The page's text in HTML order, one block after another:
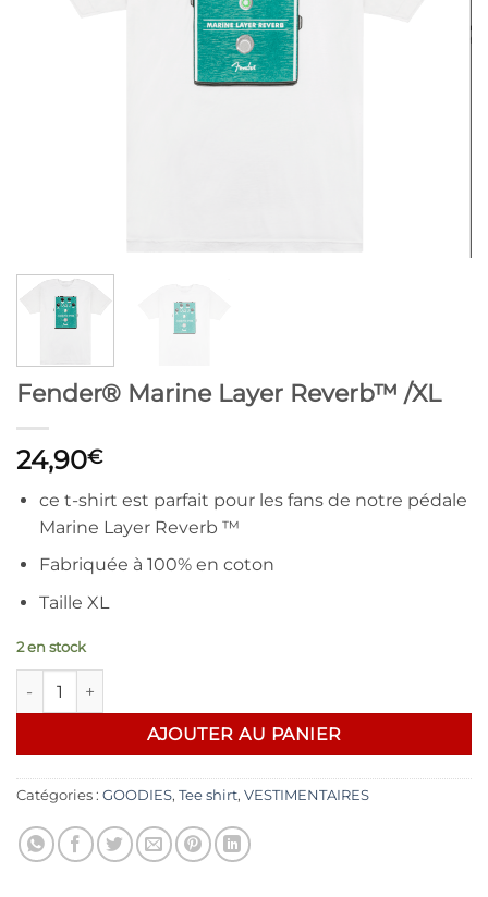
Fender® Marine Layer Reverb™ /XL
24,90€
ce t-shirt est parfait pour les fans de notre pédale
Marine Layer Reverb ™
Fabriquée à 100% en coton
Taille XL
2 en stock
quantité de Fender® Marine Layer Reverb™ /XL
AJOUTER AU PANIER
Catégories : GOODIES, Tee shirt, VESTIMENTAIRES